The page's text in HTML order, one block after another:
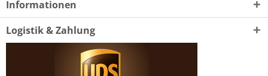
Informationen
Logistik & Zahlung